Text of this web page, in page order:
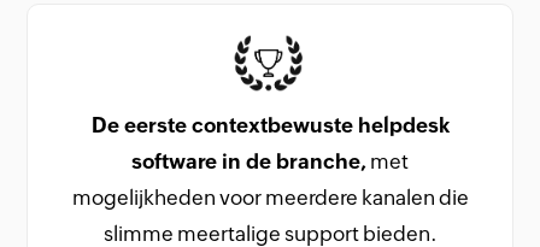
De eerste contextbewuste helpdesk
software in de branche, met
mogelijkheden voor meerdere kanalen die
slimme meertalige support bieden.